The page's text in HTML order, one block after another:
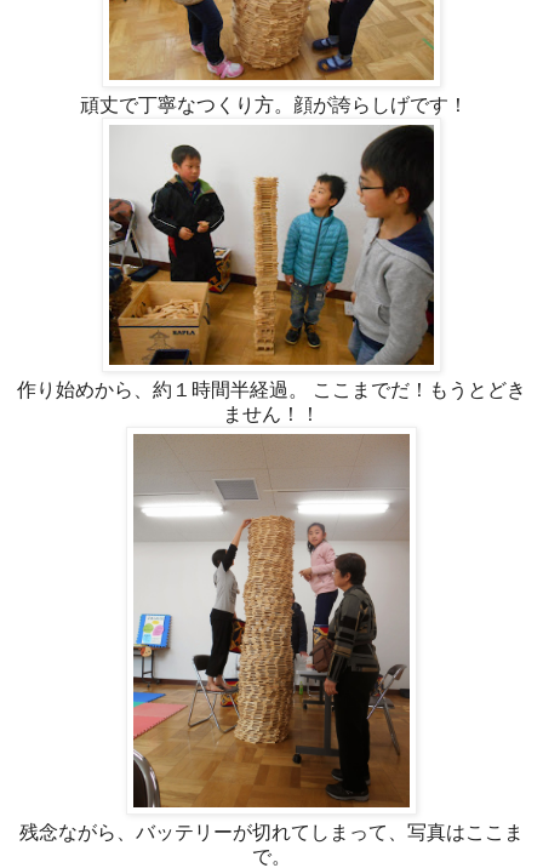
頑丈で丁寧なつくり方。顔が誇らしげです！
作り始めから、約１時間半経過。 ここまでだ！もうとどき
ません！！
残念ながら、バッテリーが切れてしまって、写真はここま
で。